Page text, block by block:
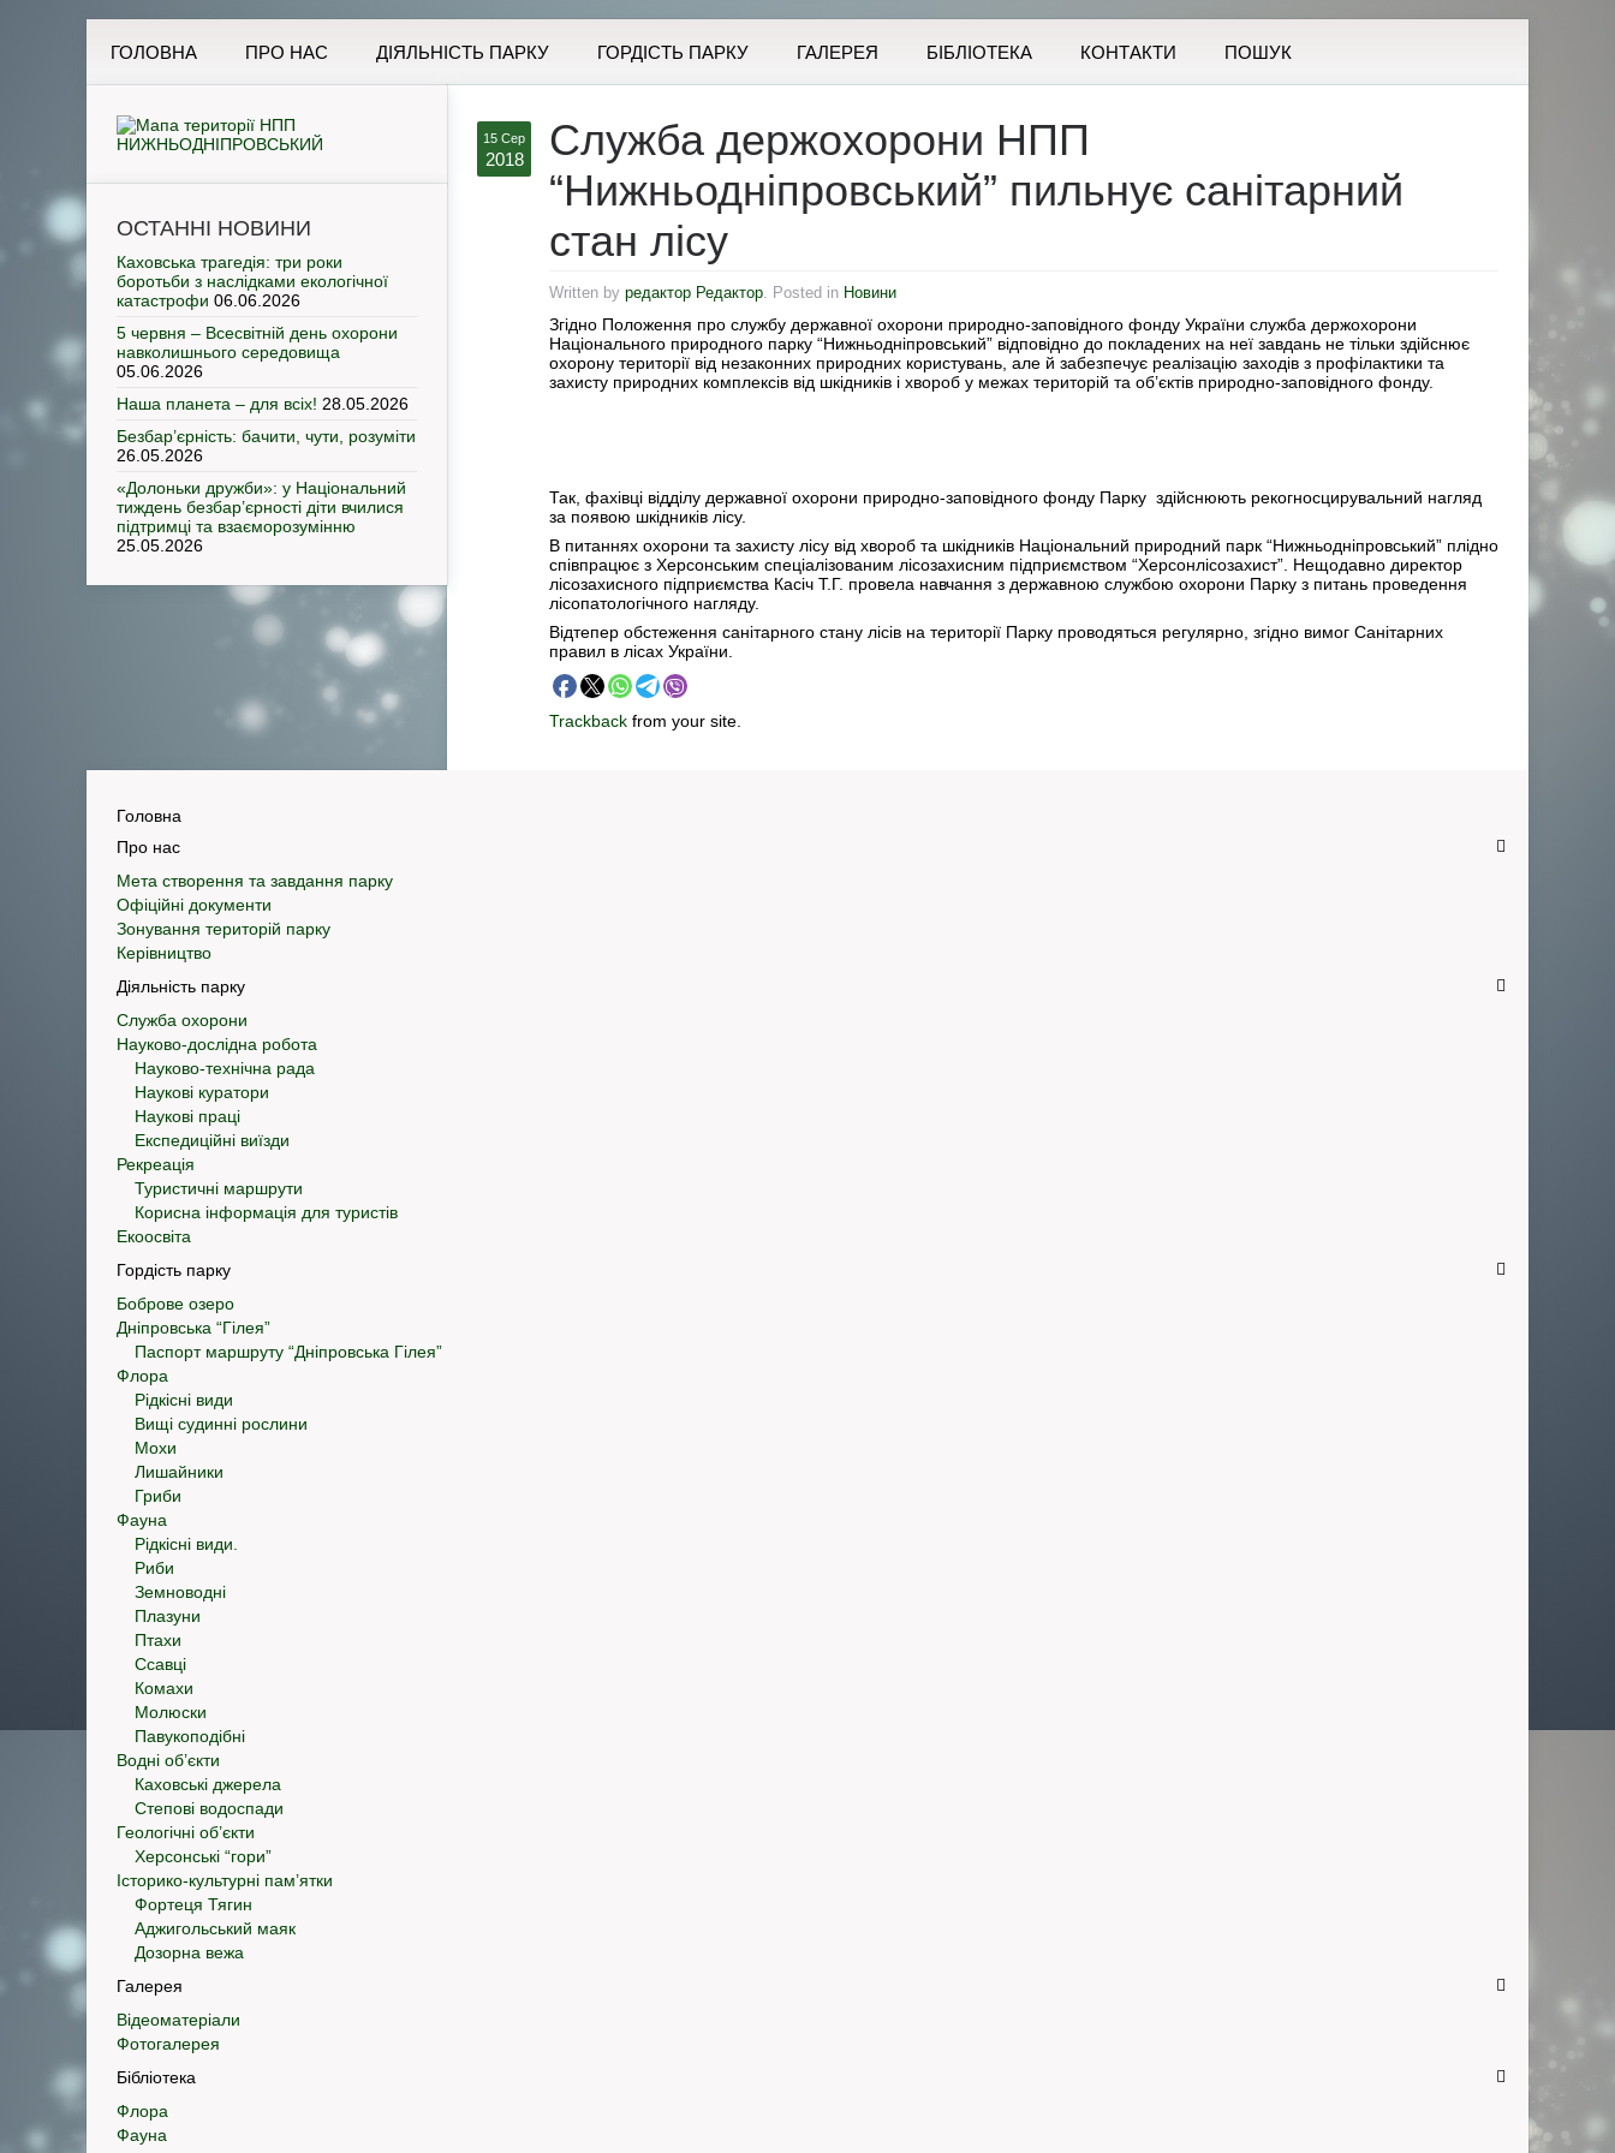
ГОЛОВНА ПРО НАС ДІЯЛЬНІСТЬ ПАРКУ ГОРДІСТЬ ПАРКУ ГАЛЕРЕЯ БІБЛІОТЕКА КОНТАКТИ ПОШУК
15 Сер
2018
Служба держохорони НПП
“Нижньодніпровський” пильнує санітарний
стан лісу
Written by редактор Редактор. Posted in Новини
Згідно Положення про службу державної охорони природно-заповідного фонду України служба держохорони
Національного природного парку “Нижньодніпровський” відповідно до покладених на неї завдань не тільки здійснює
охорону території від незаконних природних користувань, але й забезпечує реалізацію заходів з профілактики та
захисту природних комплексів від шкідників і хвороб у межах територій та об’єктів природно-заповідного фонду.
Так, фахівці відділу державної охорони природно-заповідного фонду Парку здійснюють рекогносцирувальний нагляд
за появою шкідників лісу.
В питаннях охорони та захисту лісу від хвороб та шкідників Національний природний парк “Нижньодніпровський” плідно
співпрацює з Херсонським спеціалізованим лісозахисним підприємством “Херсонлісозахист”. Нещодавно директор
лісозахисного підприємства Касіч Т.Г. провела навчання з державною службою охорони Парку з питань проведення
лісопатологічного нагляду.
Відтепер обстеження санітарного стану лісів на території Парку проводяться регулярно, згідно вимог Санітарних
правил в лісах України.
Trackback from your site.
ОСТАННІ НОВИНИ
Каховська трагедія: три роки
боротьби з наслідками екологічної
катастрофи 06.06.2026
5 червня – Всесвітній день охорони
навколишнього середовища
05.06.2026
Наша планета – для всіх! 28.05.2026
Безбар’єрність: бачити, чути, розуміти
26.05.2026
«Долоньки дружби»: у Національний
тиждень безбар’єрності діти вчилися
підтримці та взаєморозумінню
25.05.2026
Головна
Про нас
Мета створення та завдання парку
Офіційні документи
Зонування територій парку
Керівництво
Діяльність парку
Служба охорони
Науково-дослідна робота
Науково-технічна рада
Наукові куратори
Наукові праці
Експедиційні виїзди
Рекреація
Туристичні маршрути
Корисна інформація для туристів
Екоосвіта
Гордість парку
Боброве озеро
Дніпровська “Гілея”
Паспорт маршруту “Дніпровська Гілея”
Флора
Рідкісні види
Вищі судинні рослини
Мохи
Лишайники
Гриби
Фауна
Рідкісні види.
Риби
Земноводні
Плазуни
Птахи
Ссавці
Комахи
Молюски
Павукоподібні
Водні об’єкти
Каховські джерела
Степові водоспади
Геологічні об’єкти
Херсонські “гори”
Історико-культурні пам’ятки
Фортеця Тягин
Аджигольський маяк
Дозорна вежа
Галерея
Відеоматеріали
Фотогалерея
Бібліотека
Флора
Фауна